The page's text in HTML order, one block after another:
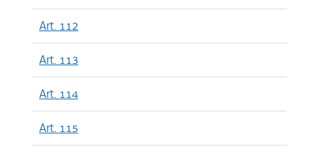
Art. 112
Art. 113
Art. 114
Art. 115